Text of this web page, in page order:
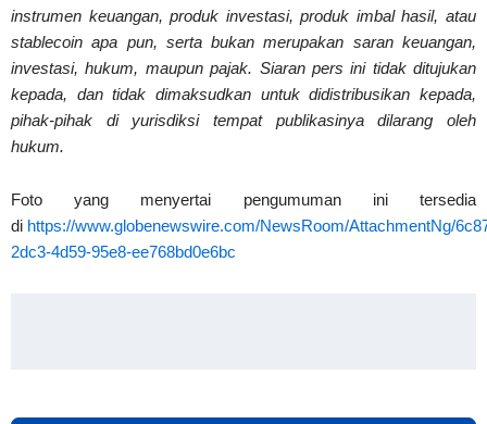
instrumen keuangan, produk investasi, produk imbal hasil, atau
stablecoin apa pun, serta bukan merupakan saran keuangan,
investasi, hukum, maupun pajak. Siaran pers ini tidak ditujukan
kepada, dan tidak dimaksudkan untuk didistribusikan kepada,
pihak-pihak di yurisdiksi tempat publikasinya dilarang oleh
hukum.
Foto yang menyertai pengumuman ini tersedia
di https://www.globenewswire.com/NewsRoom/AttachmentNg/
2dc3-4d59-95e8-ee768bd0e6bc